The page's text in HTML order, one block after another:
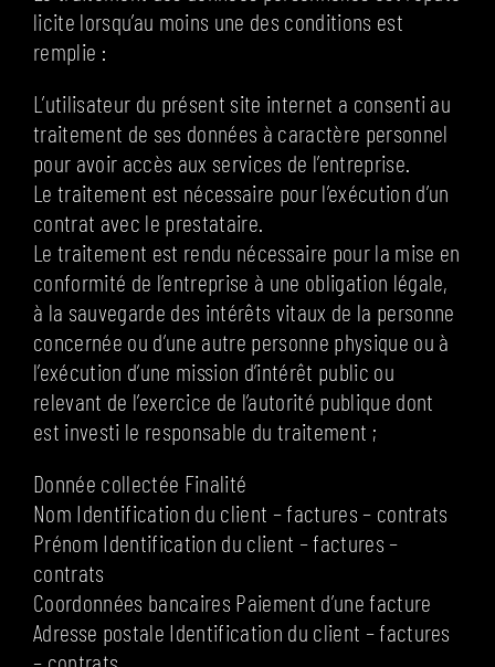
licite lorsqu’au moins une des conditions est
remplie :
L’utilisateur du présent site internet a consenti au
traitement de ses données à caractère personnel
pour avoir accès aux services de l’entreprise.
Le traitement est nécessaire pour l’exécution d’un
contrat avec le prestataire.
Le traitement est rendu nécessaire pour la mise en
conformité de l’entreprise à une obligation légale,
à la sauvegarde des intérêts vitaux de la personne
concernée ou d’une autre personne physique ou à
l’exécution d’une mission d’intérêt public ou
relevant de l’exercice de l’autorité publique dont
est investi le responsable du traitement ;
Donnée collectée Finalité
Nom Identification du client – factures – contrats
Prénom Identification du client – factures –
contrats
Coordonnées bancaires Paiement d’une facture
Adresse postale Identification du client – factures